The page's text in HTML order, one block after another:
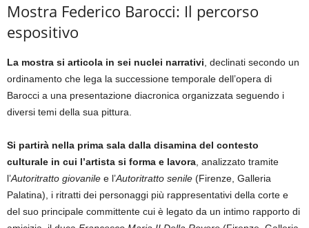
Mostra Federico Barocci: Il percorso
espositivo
La mostra si articola in sei nuclei narrativi , declinati secondo un
ordinamento che lega la successione temporale dell’opera di
Barocci a una presentazione diacronica organizzata seguendo i
diversi temi della sua pittura.
Si partirà nella prima sala dalla disamina del contesto
culturale in cui l’artista si forma e lavora , analizzato tramite
l’Autoritratto giovanile e l’Autoritratto senile (Firenze, Galleria
Palatina), i ritratti dei personaggi più rappresentativi della corte e
del suo principale committente cui è legato da un intimo rapporto di